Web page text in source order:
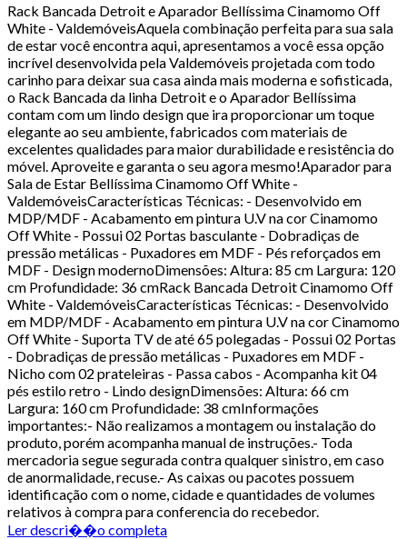
Rack Bancada Detroit e Aparador Bellíssima Cinamomo Off
White - ValdemóveisAquela combinação perfeita para sua sala
de estar você encontra aqui, apresentamos a você essa opção
incrível desenvolvida pela Valdemóveis projetada com todo
carinho para deixar sua casa ainda mais moderna e sofisticada,
o Rack Bancada da linha Detroit e o Aparador Bellíssima
contam com um lindo design que ira proporcionar um toque
elegante ao seu ambiente, fabricados com materiais de
excelentes qualidades para maior durabilidade e resistência do
móvel. Aproveite e garanta o seu agora mesmo!Aparador para
Sala de Estar Bellíssima Cinamomo Off White -
ValdemóveisCaracterísticas Técnicas: - Desenvolvido em
MDP/MDF - Acabamento em pintura U.V na cor Cinamomo
Off White - Possui 02 Portas basculante - Dobradiças de
pressão metálicas - Puxadores em MDF - Pés reforçados em
MDF - Design modernoDimensões: Altura: 85 cm Largura: 120
cm Profundidade: 36 cmRack Bancada Detroit Cinamomo Off
White - ValdemóveisCaracterísticas Técnicas: - Desenvolvido
em MDP/MDF - Acabamento em pintura U.V na cor Cinamomo
Off White - Suporta TV de até 65 polegadas - Possui 02 Portas
- Dobradiças de pressão metálicas - Puxadores em MDF -
Nicho com 02 prateleiras - Passa cabos - Acompanha kit 04
pés estilo retro - Lindo designDimensões: Altura: 66 cm
Largura: 160 cm Profundidade: 38 cmInformações
importantes:- Não realizamos a montagem ou instalação do
produto, porém acompanha manual de instruções.- Toda
mercadoria segue segurada contra qualquer sinistro, em caso
de anormalidade, recuse.- As caixas ou pacotes possuem
identificação com o nome, cidade e quantidades de volumes
relativos à compra para conferencia do recebedor.
Ler descri��o completa